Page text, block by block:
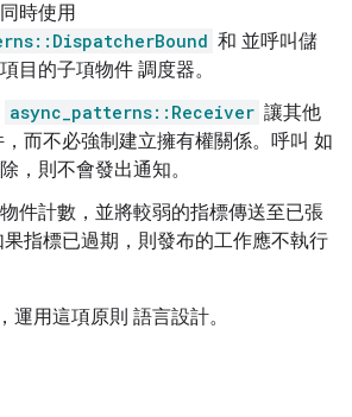
時使用
和 並呼叫儲
目的子項物件 調度器。
async_patterns::Receiver 讓其他
而不必強制建立擁有權關係。呼叫 如
，則不會發出通知。
件計數，並將較弱的指標傳送至已張
指標已過期，則發布的工作應不執行
，運用這項原則 語言設計。